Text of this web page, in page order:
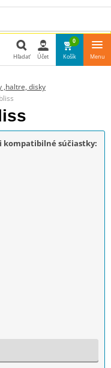
u nás na
Hľadať Účet
0
Košík Menu
,haltre, disky
kompatibilné súčiastky: